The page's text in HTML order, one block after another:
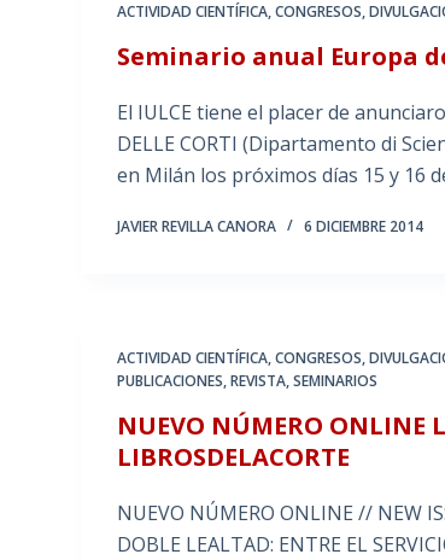
ACTIVIDAD CIENTÍFICA,CONGRESOS,
Seminario anual Europa
El IULCE tiene el placer de
DELLE CORTI (Dipartamento di
en Milán los próximos días 15 y 16
JAVIER REVILLA CANORA 6 DICIEMBRE 2014
ACTIVIDAD CIENTÍFICA,CONGRESOS,
PUBLICACIONES,REVISTA,SEMINARIOS
NUEVO NÚMERO ONLINE
LIBROSDELACORTE
NUEVO NÚMERO ONLINE // NEW
DOBLE LEALTAD: ENTRE EL